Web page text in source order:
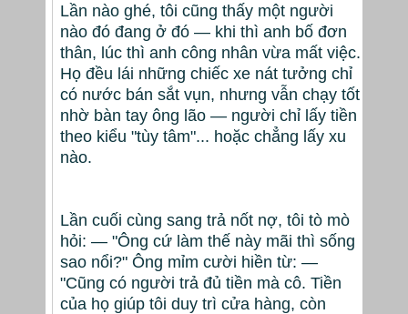
Lần nào ghé, tôi cũng thấy một người
nào đó đang ở đó — khi thì anh bố đơn
thân, lúc thì anh công nhân vừa mất việc.
Họ đều lái những chiếc xe nát tưởng chỉ
có nước bán sắt vụn, nhưng vẫn chạy tốt
nhờ bàn tay ông lão — người chỉ lấy tiền
theo kiểu "tùy tâm"... hoặc chẳng lấy xu
nào.
Lần cuối cùng sang trả nốt nợ, tôi tò mò
hỏi: — "Ông cứ làm thế này mãi thì sống
sao nổi?" Ông mỉm cười hiền từ: —
"Cũng có người trả đủ tiền mà cô. Tiền
của họ giúp tôi duy trì cửa hàng, còn